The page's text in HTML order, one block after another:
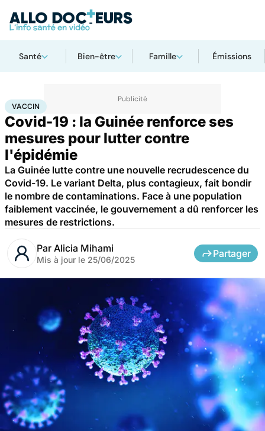
Santé Bien-être Famille Émissions
AccueilSanté Maladies infectieuses
VACCIN
Covid-19 : la Guinée renforce ses
mesures pour lutter contre
l'épidémie
La Guinée lutte contre une nouvelle recrudescence du
Covid-19. Le variant Delta, plus contagieux, fait bondir
le nombre de contaminations. Face à une population
faiblement vaccinée, le gouvernement a dû renforcer les
mesures de restrictions.
Par Alicia Mihami
Mis à jour le 25/06/2025
Partager